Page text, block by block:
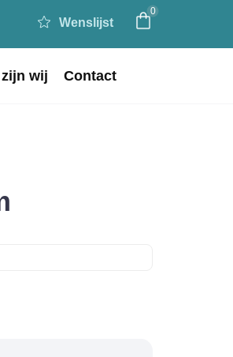
Wenslijst
0
wij Contact